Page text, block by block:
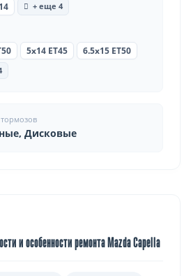
+ еще 4
5x14 ET45
6.5x15 ET50
Дисковые
и особенности ремонта Mazda Capella